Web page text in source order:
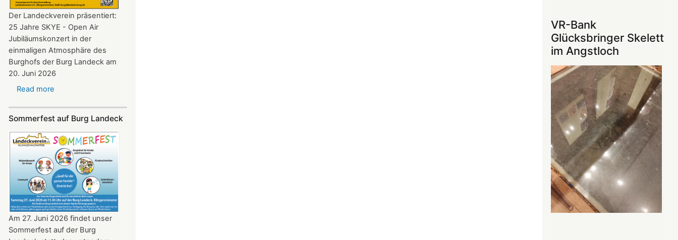
Der Landeckverein präsentiert:
25 Jahre SKYE - Open Air
Jubiläumskonzert in der
einmaligen Atmosphäre des
Burghofs der Burg Landeck am
20. Juni 2026
Read more
auf
Burg
Landeck
am
20.
Juni
2026
ab
20:30
Uhr​​​​​​​​​​​​​​
Sommerfest auf Burg Landeck
Am 27. Juni 2026 findet unser
Sommerfest auf der Burg
begeistert
die
Teilnehmer:innen
VR-Bank
Glücksbringer Skelett
im Angstloch